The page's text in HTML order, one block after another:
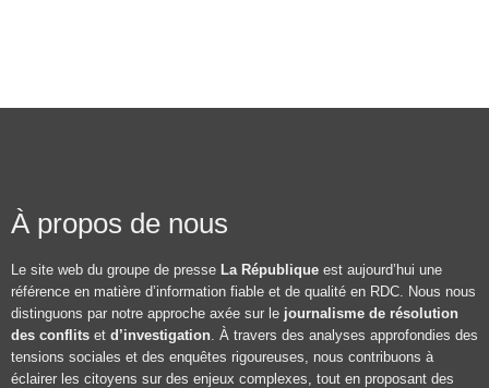
À propos de nous
Le site web du groupe de presse La République est aujourd’hui une
référence en matière d’information fiable et de qualité en RDC. Nous nous
distinguons par notre approche axée sur le journalisme de résolution
des conflits et d’investigation. À travers des analyses approfondies des
tensions sociales et des enquêtes rigoureuses, nous contribuons à
éclairer les citoyens sur des enjeux complexes, tout en proposant des